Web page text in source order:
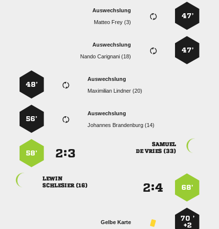
47’
Auswechslung
  
47’
Auswechslung
  
Auswechslung
  
48’
Auswechslung
  
56’

  
:
58’
68’
:

 
70 ’
+2
Gelbe Karte